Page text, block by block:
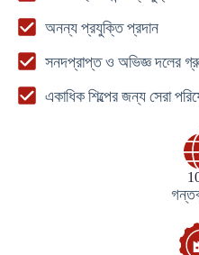
অনন্য প্রযুক্তি প্রদান
সনদপ্রাপ্ত ও অভিজ্ঞ দলের
একাধিক শিল্পের জন্য সেরা